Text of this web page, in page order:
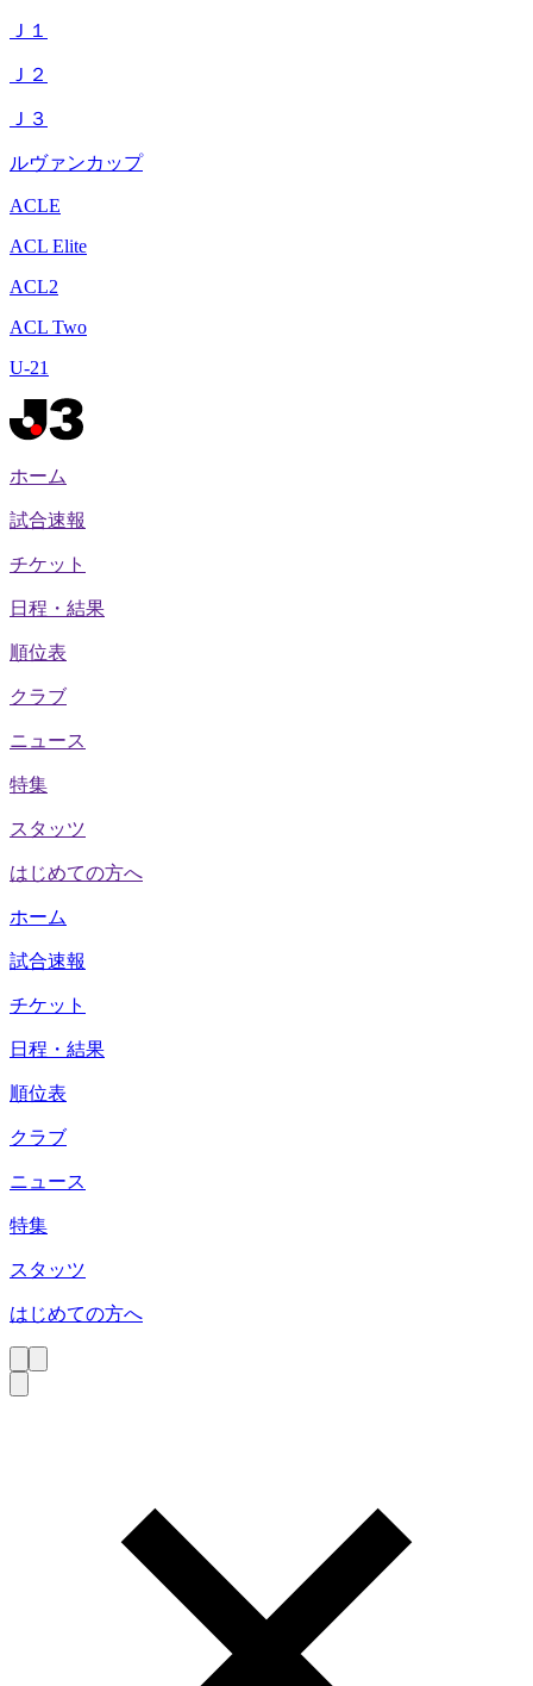
Ｊ１
Ｊ２
Ｊ３
ルヴァンカップ
ACLE
ACL Elite
ACL2
ACL Two
U-21
ホーム
試合速報
チケット
日程・結果
順位表
クラブ
ニュース
特集
スタッツ
はじめての方へ
ホーム
試合速報
チケット
日程・結果
順位表
クラブ
ニュース
特集
スタッツ
はじめての方へ